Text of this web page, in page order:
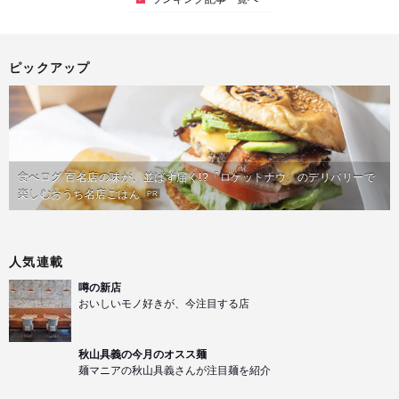
ピックアップ
食べログ 百名店の味が、並ばず届く!?「ロケットナウ」のデリバリーで
楽しむおうち名店ごはん PR
人気連載
噂の新店
おいしいモノ好きが、今注目する店
秋山具義の今月のオスス麺
麺マニアの秋山具義さんが注目麺を紹介